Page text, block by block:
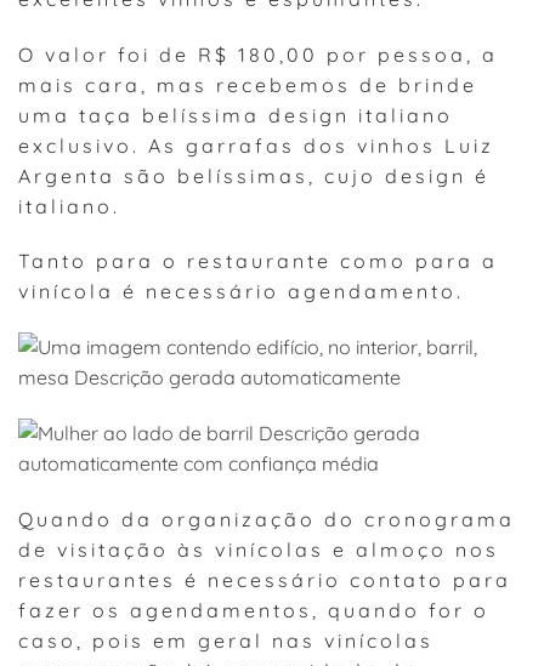
O valor foi de R$ 180,00 por pessoa, a
mais cara, mas recebemos de brinde
uma taça belíssima design italiano
exclusivo. As garrafas dos vinhos Luiz
Argenta são belíssimas, cujo design é
italiano.
Tanto para o restaurante como para a
vinícola é necessário agendamento.
Quando da organização do cronograma
de visitação às vinícolas e almoço nos
restaurantes é necessário contato para
fazer os agendamentos, quando for o
caso, pois em geral nas vinícolas